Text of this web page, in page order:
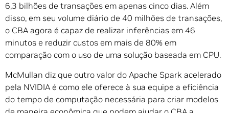
6,3 bilhões de transações em apenas cinco dias. Além
disso, em seu volume diário de 40 milhões de transações,
o CBA agora é capaz de realizar inferências em 46
minutos e reduzir custos em mais de 80% em
comparação com o uso de uma solução baseada em CPU.
McMullan diz que outro valor do Apache Spark acelerado
pela NVIDIA é como ele oferece à sua equipe a eficiência
do tempo de computação necessária para criar modelos